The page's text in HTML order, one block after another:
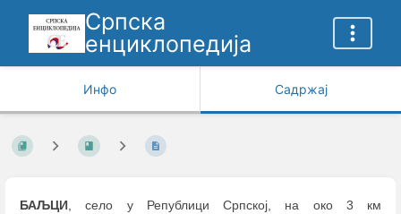
Српска
енциклопедија
Инфо Садржај
БАЉЦИ, село у Републици Српској, на око 3 км